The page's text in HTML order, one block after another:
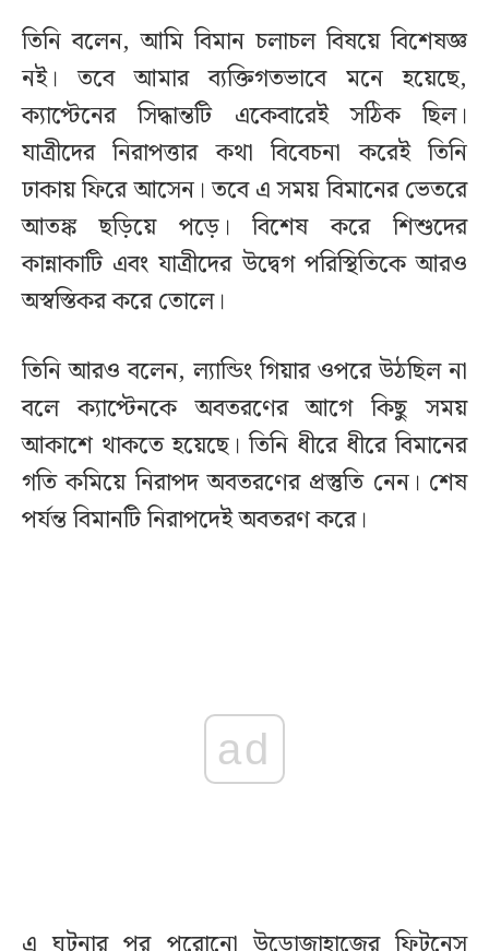
তিনি বলেন, আমি বিমান চলাচল বিষয়ে বিশেষজ্ঞ
নই। তবে আমার ব্যক্তিগতভাবে মনে হয়েছে,
ক্যাপ্টেনের সিদ্ধান্তটি একেবারেই সঠিক ছিল।
যাত্রীদের নিরাপত্তার কথা বিবেচনা করেই তিনি
ঢাকায় ফিরে আসেন। তবে এ সময় বিমানের ভেতরে
আতঙ্ক ছড়িয়ে পড়ে। বিশেষ করে শিশুদের
কান্নাকাটি এবং যাত্রীদের উদ্বেগ পরিস্থিতিকে আরও
অস্বস্তিকর করে তোলে।
তিনি আরও বলেন, ল্যান্ডিং গিয়ার ওপরে উঠছিল না
বলে ক্যাপ্টেনকে অবতরণের আগে কিছু সময়
আকাশে থাকতে হয়েছে। তিনি ধীরে ধীরে বিমানের
গতি কমিয়ে নিরাপদ অবতরণের প্রস্তুতি নেন। শেষ
পর্যন্ত বিমানটি নিরাপদেই অবতরণ করে।
ad